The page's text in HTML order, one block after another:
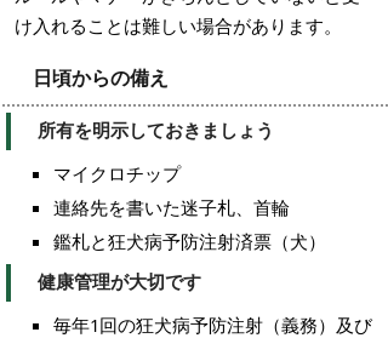
け入れることは難しい場合があります。
日頃からの備え
所有を明示しておきましょう
マイクロチップ
連絡先を書いた迷子札、首輪
鑑札と狂犬病予防注射済票（犬）
健康管理が大切です
毎年1回の狂犬病予防注射（義務）及び